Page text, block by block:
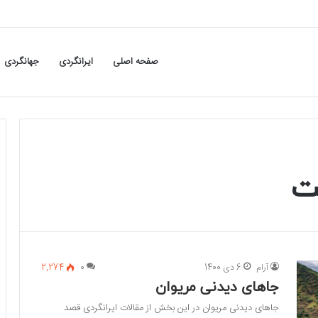
صفحه اصلی ایرانگردی جهانگردی
آرام 6 دی 1400 0
2,274
جاهای دیدنی مریوان
جاهای دیدنی مریوان در این بخش از مقالات ایرانگردی قصد